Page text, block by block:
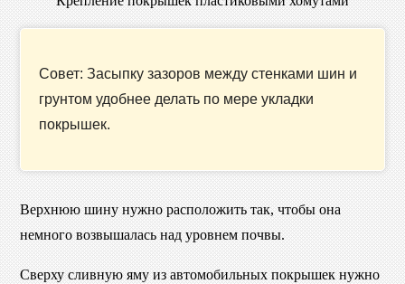
Совет: Засыпку зазоров между стенками шин и
грунтом удобнее делать по мере укладки
покрышек.
Верхнюю шину нужно расположить так, чтобы она
немного возвышалась над уровнем почвы.
Сверху сливную яму из автомобильных покрышек нужно